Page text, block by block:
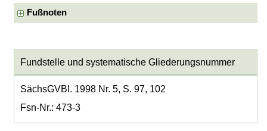
Fußnoten
Fundstelle und systematische Gliederungsnummer
SächsGVBl. 1998 Nr. 5, S. 97, 102
Fsn-Nr.: 473-3